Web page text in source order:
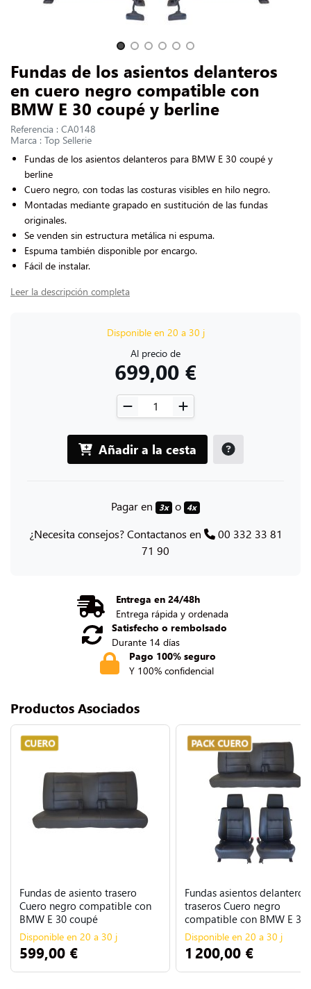
Fundas de los asientos delanteros
en cuero negro compatible con
BMW E 30 coupé y berline
Referencia : CA0148
Marca : Top Sellerie
Fundas de los asientos delanteros para BMW E 30 coupé y
berline
Cuero negro, con todas las costuras visibles en hilo negro.
Montadas mediante grapado en sustitución de las fundas
originales.
Se venden sin estructura metálica ni espuma.
Espuma también disponible por encargo.
Fácil de instalar.
Leer la descripción completa
Disponible en 20 a 30 j
Al precio de
699,00 €
Añadir a la cesta
Pagar en 3x o 4x
¿Necesita consejos? Contactanos en
00 332 33 81
71 90
Entrega en 24/48h
Entrega rápida y ordenada
Satisfecho o rembolsado
Durante 14 días
Pago 100% seguro
Y 100% confidencial
Productos Asociados
CUERO
Fundas de asiento trasero
Cuero negro compatible con
BMW E 30 coupé
Disponible en 20 a 30 j
599,00 €
PACK CUERO
Fundas asientos
traseros Cuero negro
compatible con BMW E 30
Disponible en 20 a 30 j
1 200,00 €